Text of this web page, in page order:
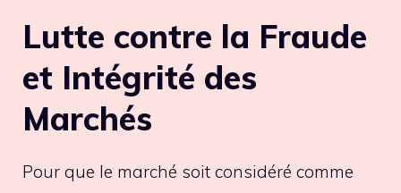
Lutte contre la Fraude
et Intégrité des
Marchés
Pour que le marché soit considéré comme